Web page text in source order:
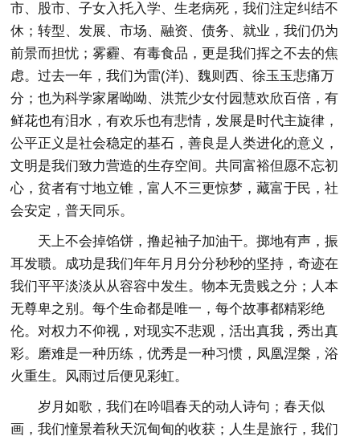
市、股市、子女入托入学、生老病死，我们注定纠结不
休；转型、发展、市场、融资、债务、就业，我们仍为
前景而担忧；雾霾、有毒食品，更是我们挥之不去的焦
虑。过去一年，我们为雷(洋)、魏则西、徐玉玉悲痛万
分；也为科学家屠呦呦、洪荒少女付园慧欢欣百倍，有
鲜花也有泪水，有欢乐也有悲情，发展是时代主旋律，
公平正义是社会稳定的基石，善良是人类进化的意义，
文明是我们致力营造的生存空间。共同富裕但愿不忘初
心，贫者有寸地立锥，富人不三更惊梦，藏富于民，社
会安定，普天同乐。
天上不会掉馅饼，撸起袖子加油干。掷地有声，振
耳发聩。成功是我们年年月月分分秒秒的坚持，奇迹在
我们平平淡淡从从容容中发生。物本无贵贱之分；人本
无尊卑之别。每个生命都是唯一，每个故事都精彩绝
伦。对权力不仰视，对现实不悲观，活出真我，秀出真
彩。磨难是一种历练，优秀是一种习惯，凤凰涅槃，浴
火重生。风雨过后便见彩虹。
岁月如歌，我们在吟唱春天的动人诗句；春天似
画，我们憧景着秋天沉甸甸的收获；人生是旅行，我们